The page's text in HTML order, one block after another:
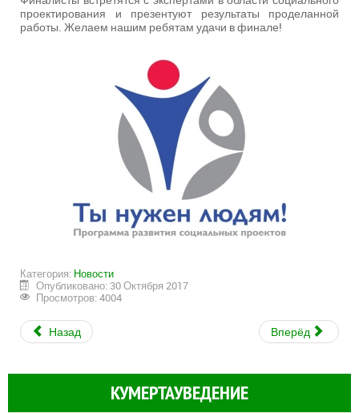
проектирования и презентуют результаты проделанной
работы. Желаем нашим ребятам удачи в финале!
Категория: Новости
Опубликовано: 30 Октября 2017
Просмотров: 4004
Назад Вперёд
КУМЕРТАУВЕДЕНИЕ